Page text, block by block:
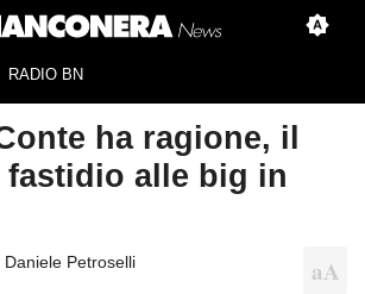
RADIO BN
ha ragione, il
fastidio alle big in
Daniele Petroselli